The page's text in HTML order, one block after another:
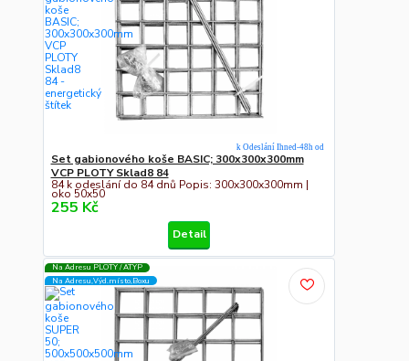
Set gabionového koše BASIC; 300x300x300mm
VCP PLOTY Sklad8 84
84 k odeslání do 84 dnů Popis: 300x300x300mm |
oko 50x50
255 Kč
k Odeslání Ihned-48h od
Detail
Na Adresu PLOTY / ATYP
Na Adresu,Výd.místo,Boxu